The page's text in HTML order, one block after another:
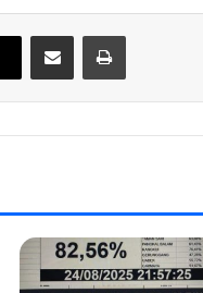
Share via Email Print